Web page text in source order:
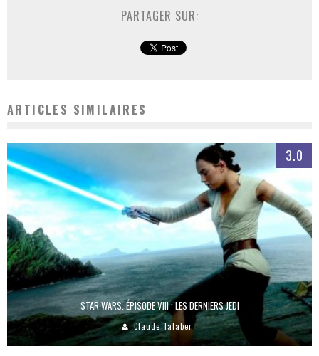
PARTAGER SUR:
ARTICLES SIMILAIRES
3.0
STAR WARS. ÉPISODE VIII : LES DERNIERS JEDI
Claude Talaber